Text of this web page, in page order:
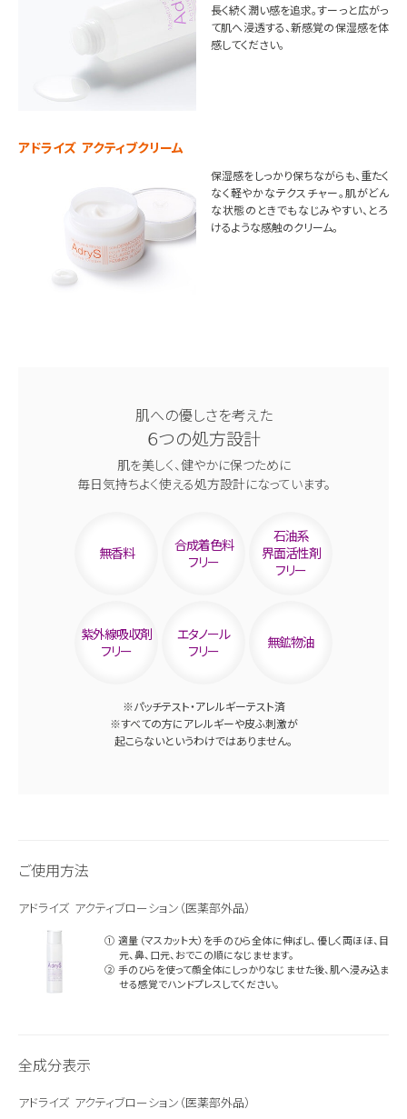
長く続く潤い感を追求。すーっと広がっ
て肌へ浸透する、新感覚の保湿感を体
感してください。
アドライズ アクティブクリーム
保湿感をしっかり保ちながらも、重たく
なく軽やかなテクスチャー。肌がどん
な状態のときでもなじみやすい、とろ
けるような感触のクリーム。
肌への優しさを考えた
６つの処方設計
肌を美しく、健やかに保つために
毎日気持ちよく使える処方設計になっています。
無香料
合成着色料
フリー
石油系
界面活性剤
フリー
紫外線吸収剤
フリー
エタノール
フリー
無鉱物油
※パッチテスト・アレルギーテスト済
※すべての方にアレルギーや皮ふ刺激が
起こらないというわけではありません。
ご使用方法
アドライズ アクティブローション（医薬部外品）
① 適量（マスカット大）を手のひら全体に伸ばし、優しく両ほほ、目
元、鼻、口元、おでこの順になじませます。
② 手のひらを使って顔全体にしっかりなじませた後、肌へ浸み込ま
せる感覚でハンドプレスしてください。
全成分表示
アドライズ アクティブローション（医薬部外品）